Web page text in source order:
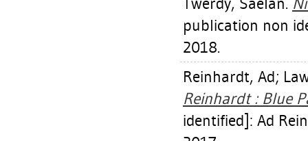
Twerdy, Saelan.
publication non
2018.
Reinhardt, Ad;
Reinhardt : Blue
identified]: Ad